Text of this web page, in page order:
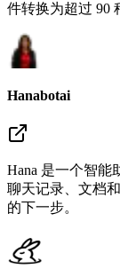
件转换为超过 90
Hanabotai
Hana 是一个智能
聊天记录、文档
的下一步。